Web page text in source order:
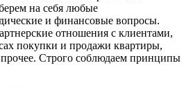
на себя любые
и финансовые вопросы.
отношения с клиентами,
покупки и продажи квартиры,
прочее. Строго соблюдаем принципы